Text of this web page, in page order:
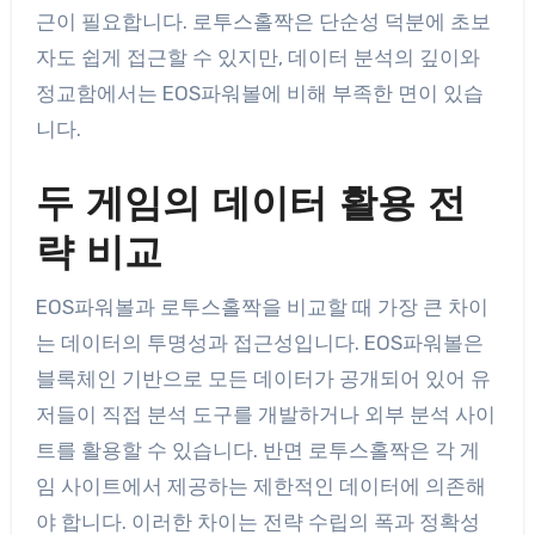
근이 필요합니다. 로투스홀짝은 단순성 덕분에 초보
자도 쉽게 접근할 수 있지만, 데이터 분석의 깊이와
정교함에서는 EOS파워볼에 비해 부족한 면이 있습
니다.
두 게임의 데이터 활용 전
략 비교
EOS파워볼과 로투스홀짝을 비교할 때 가장 큰 차이
는 데이터의 투명성과 접근성입니다. EOS파워볼은
블록체인 기반으로 모든 데이터가 공개되어 있어 유
저들이 직접 분석 도구를 개발하거나 외부 분석 사이
트를 활용할 수 있습니다. 반면 로투스홀짝은 각 게
임 사이트에서 제공하는 제한적인 데이터에 의존해
야 합니다. 이러한 차이는 전략 수립의 폭과 정확성